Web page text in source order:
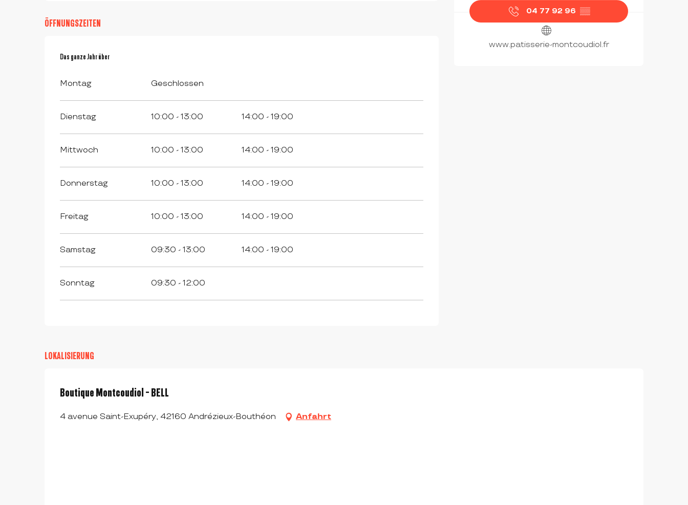
04 77 92 96 ▒▒
www.patisserie-montcoudiol.fr
ÖFFNUNGSZEITEN
Das ganze Jahr über
Das ganze Jahr über
Montag Geschlossen
Dienstag 10:00 - 13:00 14:00 - 19:00
Mittwoch 10:00 - 13:00 14:00 - 19:00
Donnerstag 10:00 - 13:00 14:00 - 19:00
Freitag 10:00 - 13:00 14:00 - 19:00
Samstag 09:30 - 13:00 14:00 - 19:00
Sonntag 09:30 - 12:00
LOKALISIERUNG
Boutique Montcoudiol - BELL
4 avenue Saint-Exupéry, 42160 Andrézieux-Bouthéon Anfahrt